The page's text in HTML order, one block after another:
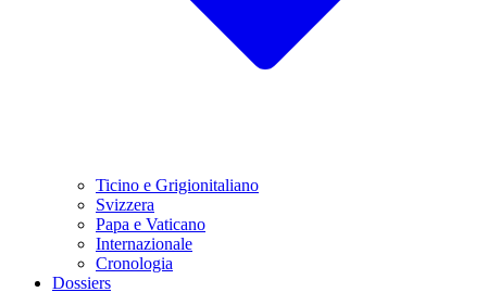
Ticino e Grigionitaliano
Svizzera
Papa e Vaticano
Internazionale
Cronologia
Dossiers